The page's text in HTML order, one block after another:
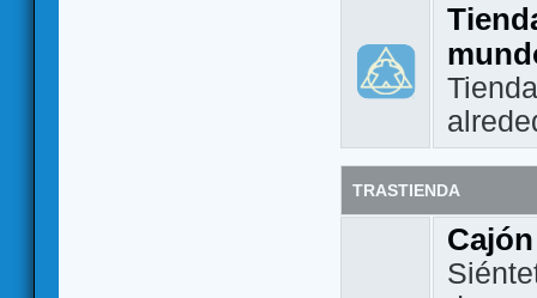
TRASTIENDA